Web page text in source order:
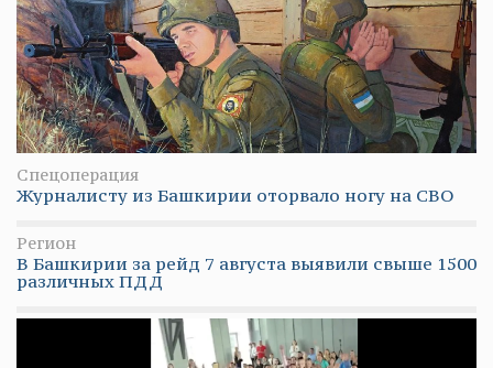
Спецоперация
Журналисту из Башкирии оторвало ногу на СВО
Регион
В Башкирии за рейд 7 августа выявили свыше 1500
различных ПДД